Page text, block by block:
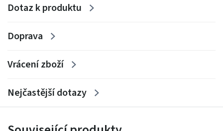
Dotaz k produktu
Doprava
Vrácení zboží
Nejčastější dotazy